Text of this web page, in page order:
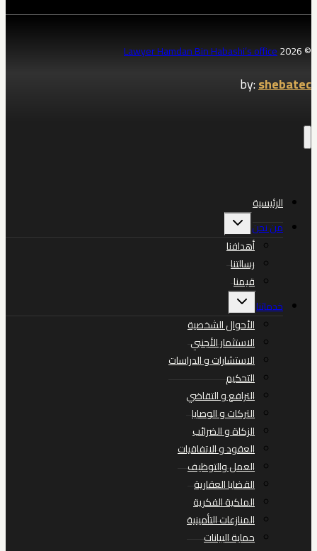
بن
© 2026
Lawyer Hamdan Bin Habashi’s office
by:shebatec
الرئيسية
من نحن
تبديل
الفرعية
أهدافنا
رسالتنا
قيمنا
خدماتنا
تبديل
الفرعية
الأحوال الشخصية
الاستثمار الأجنبي
الاستشارات و الدراسات
التحكيم
الترافع و التقاضي
التركات و الوصايا
الزكاة و الضرائب
العقود و الاتفاقيات
العمل والتوظيف
القضايا العقارية
الملكية الفكرية
المنازعات التأمينية
حماية البيانات